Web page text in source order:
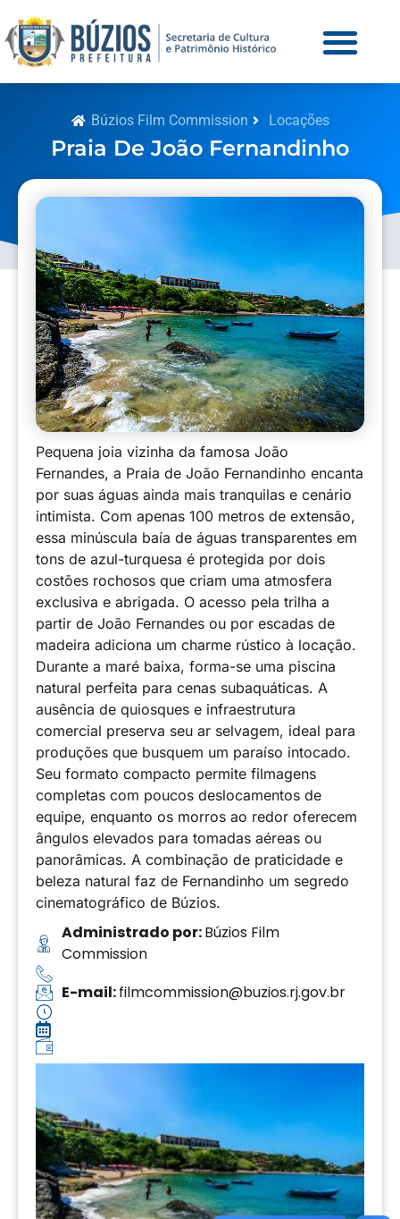
Búzios Film Commission Locações
Praia De João Fernandinho
Pequena joia vizinha da famosa João
Fernandes, a Praia de João Fernandinho encanta
por suas águas ainda mais tranquilas e cenário
intimista. Com apenas 100 metros de extensão,
essa minúscula baía de águas transparentes em
tons de azul-turquesa é protegida por dois
costões rochosos que criam uma atmosfera
exclusiva e abrigada. O acesso pela trilha a
partir de João Fernandes ou por escadas de
madeira adiciona um charme rústico à locação.
Durante a maré baixa, forma-se uma piscina
natural perfeita para cenas subaquáticas. A
ausência de quiosques e infraestrutura
comercial preserva seu ar selvagem, ideal para
produções que busquem um paraíso intocado.
Seu formato compacto permite filmagens
completas com poucos deslocamentos de
equipe, enquanto os morros ao redor oferecem
ângulos elevados para tomadas aéreas ou
panorâmicas. A combinação de praticidade e
beleza natural faz de Fernandinho um segredo
cinematográfico de Búzios.
Administrado por:Búzios Film
Commission
E-mail:filmcommission@buzios.rj.gov.br